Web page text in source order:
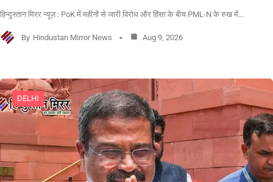
हिन्दुस्तान मिरर न्यूज़ : PoK में महीनों से जारी विरोध और हिंसा के बीच PML-N के रुख में…
By Hindustan Mirror News Aug 9, 2026
DELHI